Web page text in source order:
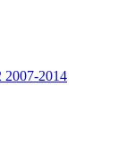
2007-2014